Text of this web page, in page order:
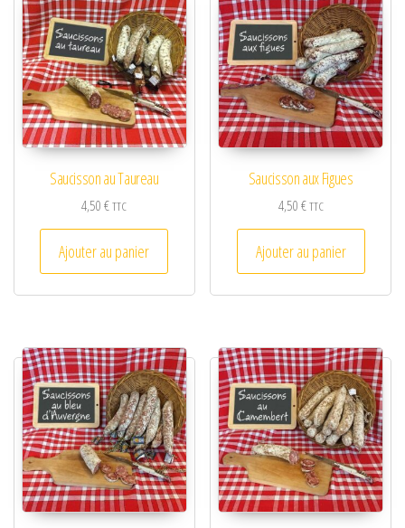
Saucisson au Taureau
4,50€TTC
Ajouter au panier
Saucisson aux Figues
4,50€TTC
Ajouter au panier